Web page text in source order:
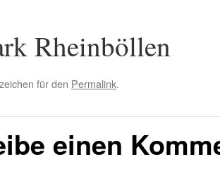
Rheinböllen
für den Permalink.
einen